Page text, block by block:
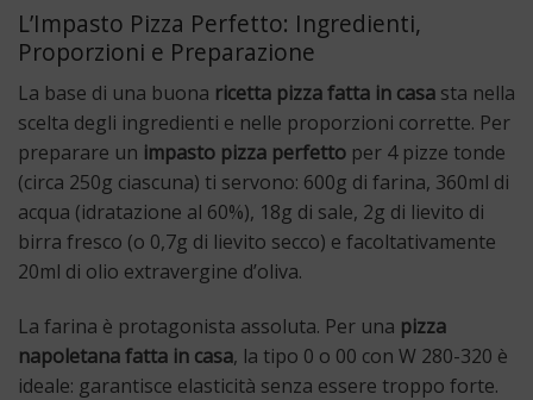
L’Impasto Pizza Perfetto: Ingredienti,
Proporzioni e Preparazione
La base di una buona ricetta pizza fatta in casa sta nella
scelta degli ingredienti e nelle proporzioni corrette. Per
preparare un impasto pizza perfetto per 4 pizze tonde
(circa 250g ciascuna) ti servono: 600g di farina, 360ml di
acqua (idratazione al 60%), 18g di sale, 2g di lievito di
birra fresco (o 0,7g di lievito secco) e facoltativamente
20ml di olio extravergine d’oliva.
La farina è protagonista assoluta. Per una pizza
napoletana fatta in casa, la tipo 0 o 00 con W 280-320 è
ideale: garantisce elasticità senza essere troppo forte.